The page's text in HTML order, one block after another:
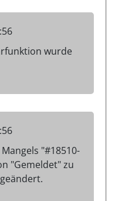
wurde
"#18510-
"Gemeldet" zu